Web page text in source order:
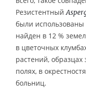
Резистентный
были
найден в 12 %
в цветочных
растений,
полях, в
больниц.